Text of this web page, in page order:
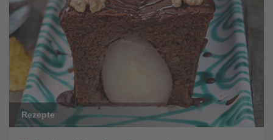
Rezepte